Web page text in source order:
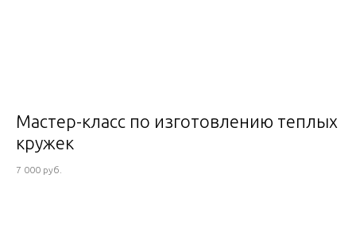
Мастер-класс по изготовлению теплых
кружек
7 000 руб.